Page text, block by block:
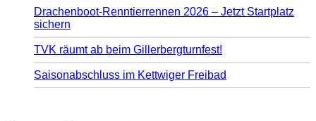
Drachenboot-Renntierrennen 2026 – Jetzt Startplatz
sichern
TVK räumt ab beim Gillerbergturnfest!
Saisonabschluss im Kettwiger Freibad